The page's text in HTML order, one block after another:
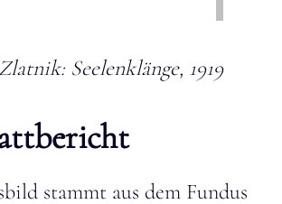
Seelenklänge, 1919
stammt aus dem Fundus